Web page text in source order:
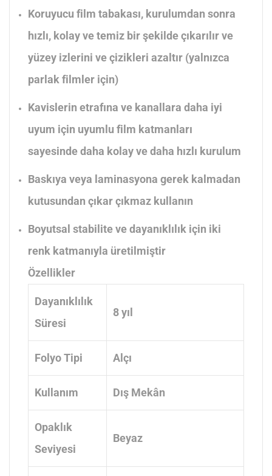
Koruyucu film tabakası, kurulumdan sonra
hızlı, kolay ve temiz bir şekilde çıkarılır ve
yüzey izlerini ve çizikleri azaltır (yalnızca
parlak filmler için)
Kavislerin etrafına ve kanallara daha iyi
uyum için uyumlu film katmanları
sayesinde daha kolay ve daha hızlı kurulum
Baskıya veya laminasyona gerek kalmadan
kutusundan çıkar çıkmaz kullanın
Boyutsal stabilite ve dayanıklılık için iki
renk katmanıyla üretilmiştir
Özellikler
Dayanıklılık
Süresi
8 yıl
Folyo Tipi Alçı
Kullanım Dış Mekân
Opaklık
Seviyesi
Beyaz